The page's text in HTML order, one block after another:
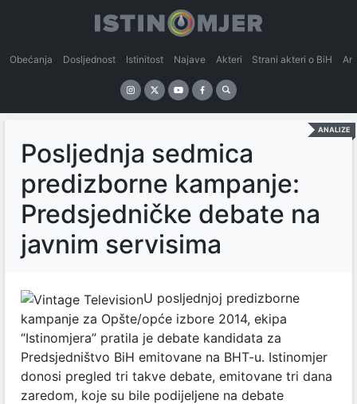
Obećanja Dosljednost Istinitost Najave Akteri Strani akteri o BiH
ANALIZE
Posljednja sedmica
predizborne kampanje:
Predsjedničke debate na
javnim servisima
U posljednjoj predizborne
kampanje za Opšte/opće izbore 2014, ekipa
“Istinomjera” pratila je debate kandidata za
Predsjedništvo BiH emitovane na BHT-u. Istinomjer
donosi pregled tri takve debate, emitovane tri dana
zaredom, koje su bile podijeljene na debate